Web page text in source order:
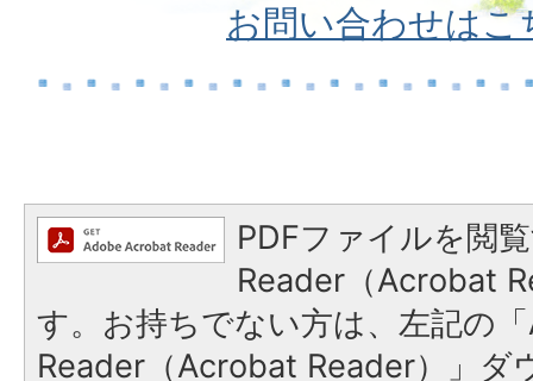
お問い合わせはこ
PDFファイルを閲
Reader（Acrobat
す。お持ちでない方は、左記の
Reader（Acrobat Reader）」ダ